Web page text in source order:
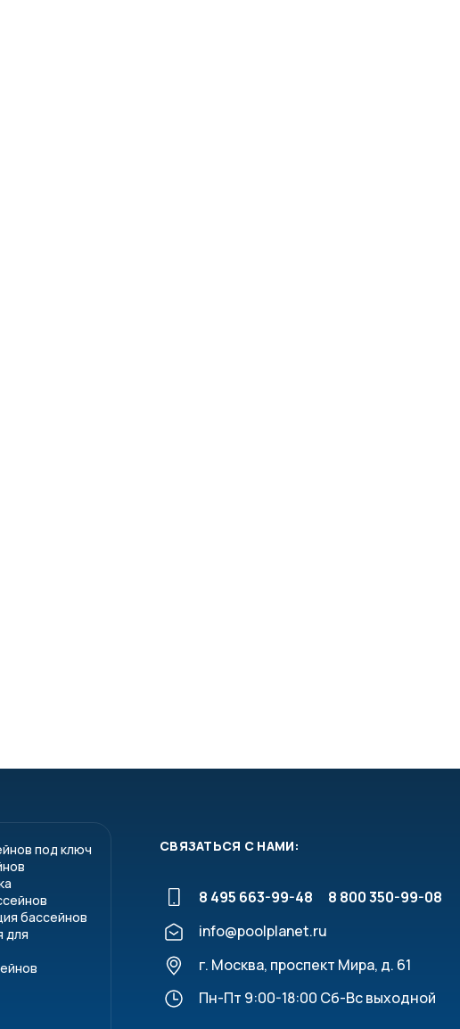
под ключ
бассейнов
для
СВЯЗАТЬСЯ С НАМИ:
8 495 663-99-48
8 800 350-99-08
info@poolplanet.ru
г. Москва, проспект Мира, д. 61
Пн-Пт 9:00-18:00 Сб-Вс выходной